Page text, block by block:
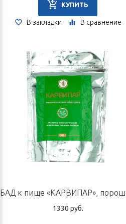
КУПИТЬ
В закладки В сравнение
1330 руб.